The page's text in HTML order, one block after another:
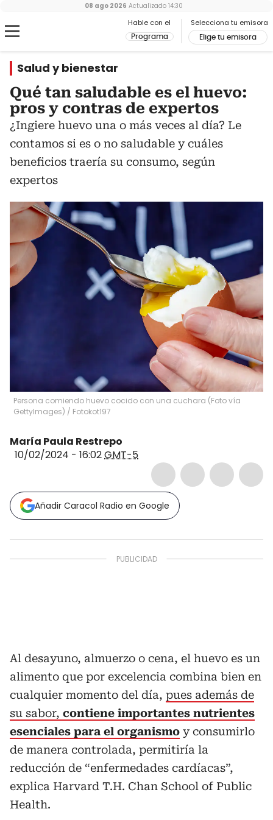
Hable con el
Programa
Selecciona tu emisora
Elige tu emisora
08 ago 2026 Actualizado 14:30
Salud y bienestar
Qué tan saludable es el huevo:
pros y contras de expertos
¿Ingiere huevo una o más veces al día? Le
contamos si es o no saludable y cuáles
beneficios traería su consumo, según
expertos
Persona comiendo huevo cocido con una cuchara (Foto vía
GettyImages) / Fotokot197
María Paula Restrepo
10/02/2024 - 16:02GMT-5
Añadir Caracol Radio en Google
Al desayuno, almuerzo o cena, el huevo es un
alimento que por excelencia combina bien en
cualquier momento del día, pues además de
su sabor, contiene importantes nutrientes
esenciales para el organismo y consumirlo
de manera controlada, permitiría la
reducción de “enfermedades cardíacas”,
explica Harvard T.H. Chan School of Public
Health.